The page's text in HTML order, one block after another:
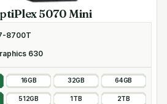
5070 Mini
8700T
630
16GB 32GB 64GB
512GB 1TB 2TB